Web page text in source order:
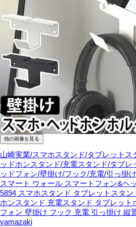
他の画像を見る
山崎実業/スマホスタンド/タブレット
ッドホンスタンド/充電スタンド/タブ
ッドフォン/壁掛け/フック/充電/引っ掛
スマート ウォール スマートフォン&ヘ
5894 スマホスタンド タブレットスタ
ホンスタンド 充電スタンド タブレット
フォン 壁掛け フック 充電 引っ掛け 縦
yamazaki